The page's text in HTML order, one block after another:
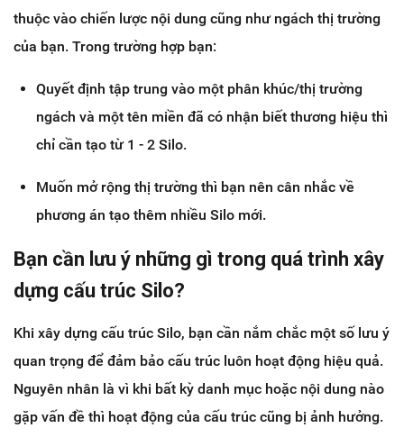
thuộc vào chiến lược nội dung cũng như ngách thị trường
của bạn. Trong trường hợp bạn:
Quyết định tập trung vào một phân khúc/thị trường
ngách và một tên miền đã có nhận biết thương hiệu thì
chỉ cần tạo từ 1 - 2 Silo.
Muốn mở rộng thị trường thì bạn nên cân nhắc về
phương án tạo thêm nhiều Silo mới.
Bạn cần lưu ý những gì trong quá trình xây
dựng cấu trúc Silo?
Khi xây dựng cấu trúc Silo, bạn cần nắm chắc một số lưu ý
quan trọng để đảm bảo cấu trúc luôn hoạt động hiệu quả.
Nguyên nhân là vì khi bất kỳ danh mục hoặc nội dung nào
gặp vấn đề thì hoạt động của cấu trúc cũng bị ảnh hưởng.